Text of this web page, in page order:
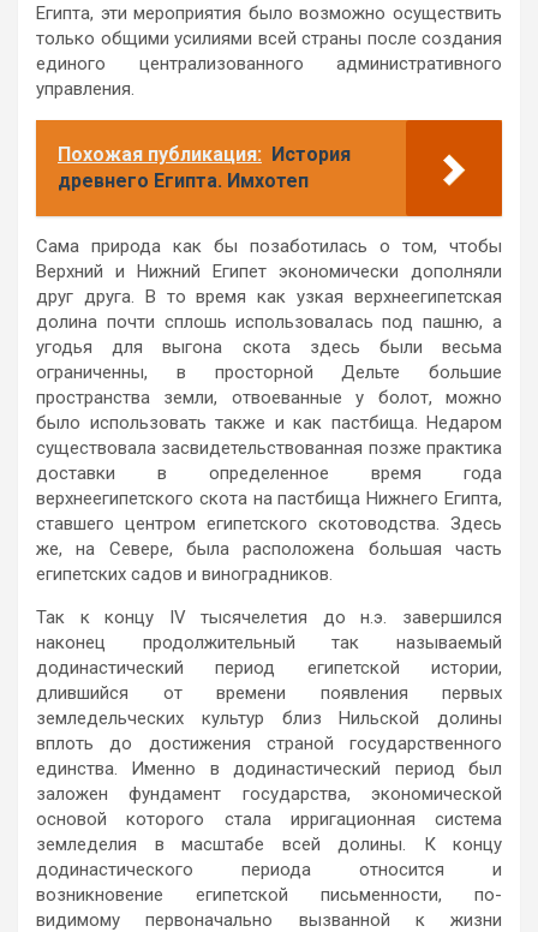
Египта, эти мероприятия было возможно осуществить
только общими усилиями всей страны после создания
единого централизованного административного
управления.
Похожая публикация: История
древнего Египта. Имхотеп
Сама природа как бы позаботилась о том, чтобы
Верхний и Нижний Египет экономически дополняли
друг друга. В то время как узкая верхнеегипетская
долина почти сплошь использовалась под пашню, а
угодья для выгона скота здесь были весьма
ограниченны, в просторной Дельте большие
пространства земли, отвоеванные у болот, можно
было использовать также и как пастбища. Недаром
существовала засвидетельствованная позже практика
доставки в определенное время года
верхнеегипетского скота на пастбища Нижнего Египта,
ставшего центром египетского скотоводства. Здесь
же, на Севере, была расположена большая часть
египетских садов и виноградников.
Так к концу IV тысячелетия до н.э. завершился
наконец продолжительный так называемый
додинастический период египетской истории,
длившийся от времени появления первых
земледельческих культур близ Нильской долины
вплоть до достижения страной государственного
единства. Именно в додинастический период был
заложен фундамент государства, экономической
основой которого стала ирригационная система
земледелия в масштабе всей долины. К концу
додинастического периода относится и
возникновение египетской письменности, по-
видимому первоначально вызванной к жизни